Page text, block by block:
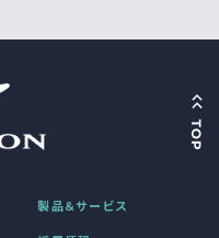
製品＆サービス